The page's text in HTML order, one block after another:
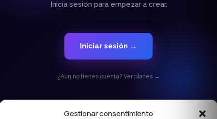
Gestionar consentimiento
Inicia sesión para empezar a crear.
Iniciar sesión →
¿Aún no tienes cuenta? Ver planes →